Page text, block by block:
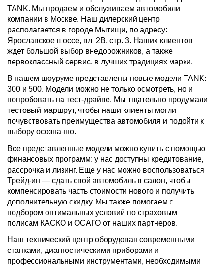
TANK. Мы продаем и обслуживаем автомобили
компании в Москве. Наш дилерский центр
располагается в городе Мытищи, по адресу:
Ярославское шоссе, вл. 2В, стр. 3. Наших клиентов
ждет большой выбор внедорожников, а также
первоклассный сервис, в лучших традициях марки.
В нашем шоуруме представлены новые модели TANK:
300 и 500. Модели можно не только осмотреть, но и
попробовать на тест-драйве. Мы тщательно продумали
тестовый маршрут, чтобы наши клиенты могли
почувствовать преимущества автомобиля и подойти к
выбору осознанно.
Все представленные модели можно купить с помощью
финансовых программ: у нас доступны кредитование,
рассрочка и лизинг. Еще у нас можно воспользоваться
Трейд-ин — сдать свой автомобиль в салон, чтобы
компенсировать часть стоимости нового и получить
дополнительную скидку. Мы также помогаем с
подбором оптимальных условий по страховым
полисам КАСКО и ОСАГО от наших партнеров.
Наш технический центр оборудован современными
станками, диагностическими приборами и
профессиональными инструментами, необходимыми